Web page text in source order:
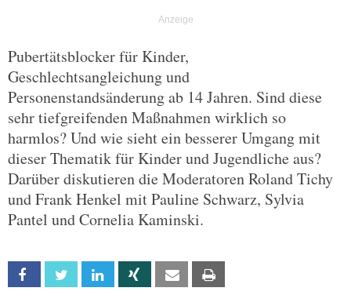
Pubertätsblocker für Kinder,
Geschlechtsangleichung und
Personenstandsänderung ab 14 Jahren. Sind diese
sehr tiefgreifenden Maßnahmen wirklich so
harmlos? Und wie sieht ein besserer Umgang mit
dieser Thematik für Kinder und Jugendliche aus?
Darüber diskutieren die Moderatoren Roland Tichy
und Frank Henkel mit Pauline Schwarz, Sylvia
Pantel und Cornelia Kaminski.
Facebook Twitter Linkedin Xing Email